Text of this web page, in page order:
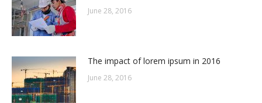
June 28, 2016
The impact of lorem ipsum in 2016
June 28, 2016